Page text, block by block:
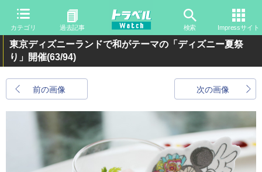
カテゴリ 過去記事 検索 Impressサイト
東京ディズニーランドで和がテーマの「ディズニー夏祭
り」開催(63/94)
前の画像 次の画像